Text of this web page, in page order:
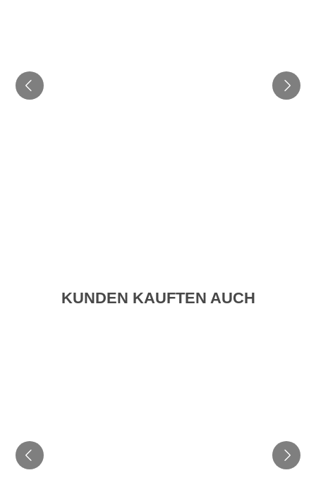
KUNDEN KAUFTEN AUCH